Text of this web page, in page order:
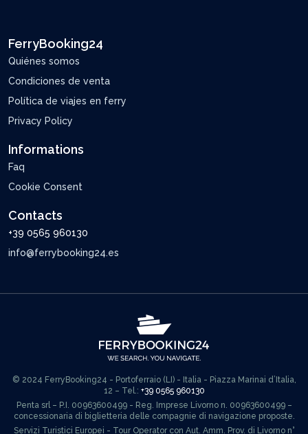
FerryBooking24
Quiénes somos
Condiciones de venta
Política de viajes en ferry
Privacy Policy
Informations
Faq
Cookie Consent
Contacts
+39 0565 960130
info@ferrybooking24.es
© 2024 FerryBooking24 - Portoferraio (LI) - Italia - Piazza Marinai d’Italia,
12 – Tel.: +39 0565 960130
Penta srl – P.I. 00963600499 - Reg. Imprese Livorno n. 00963600499 –
concessionaria di biglietteria delle compagnie di navigazione proposte.
Servizi Turistici Europei - Tour Operator con Aut. Amm. Prov. di Livorno n°